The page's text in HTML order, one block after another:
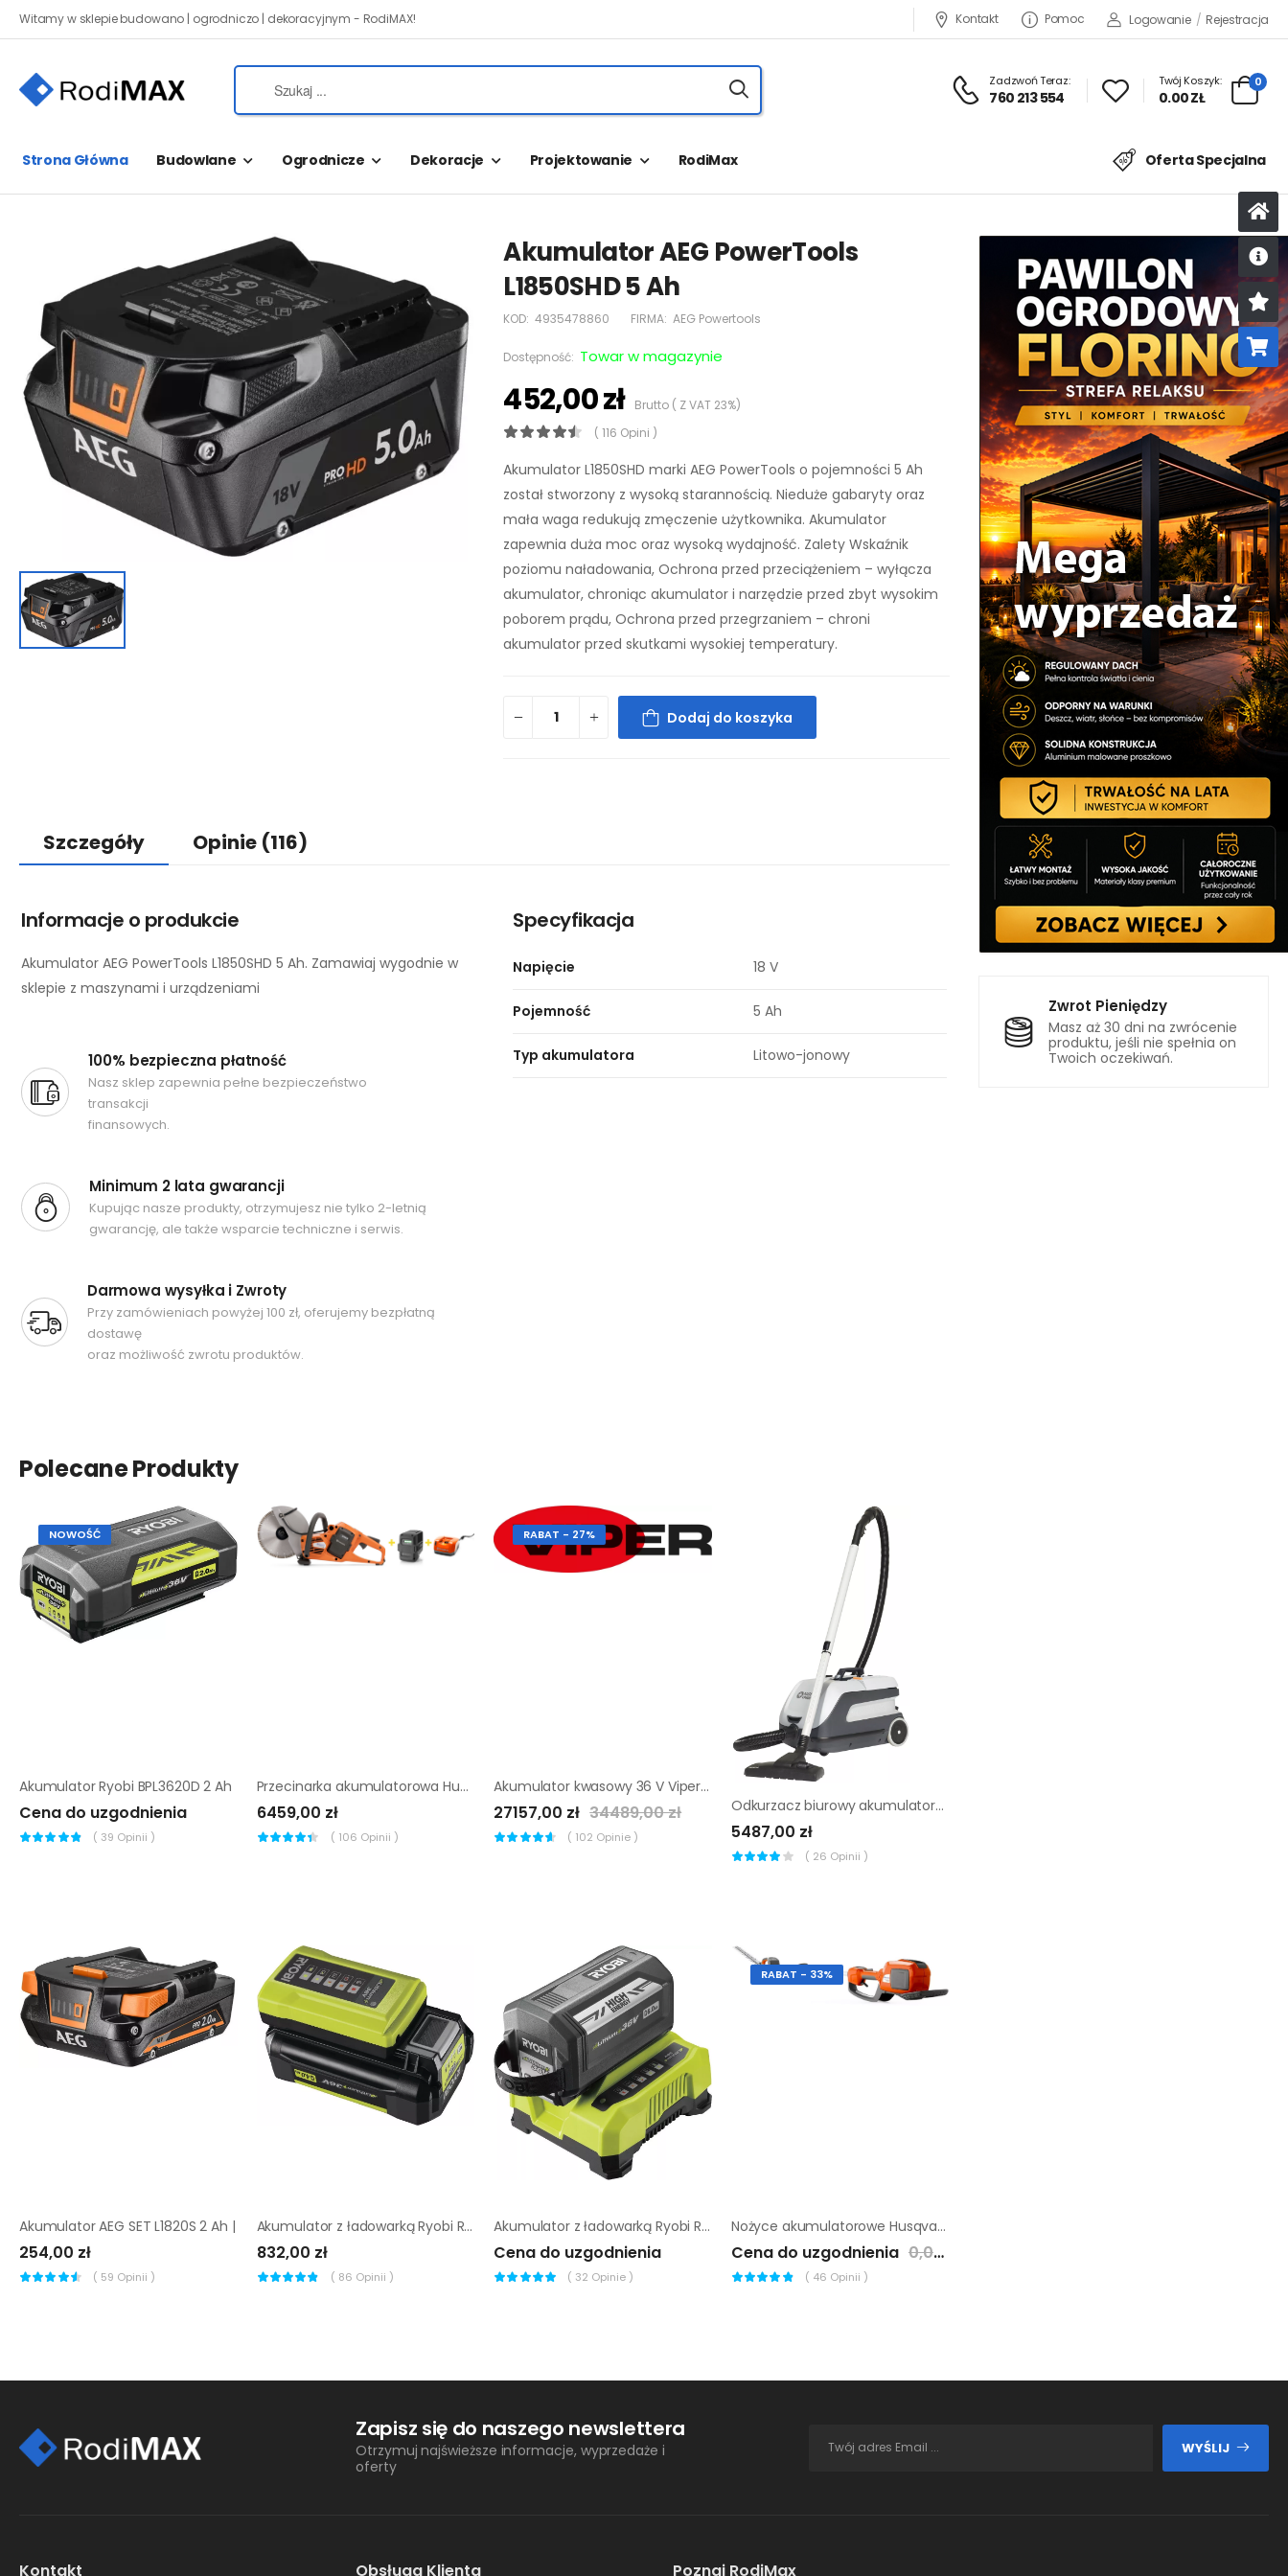
Witamy w sklepie budowano | ogrodniczo | dekoracyjnym - RodiMAX! Kontakt Pomoc Logowanie / Rejestracja
Zadzwoń Teraz:
760 213 554
Twój Koszyk:
0.00 ZŁ
0
Strona Główna Budowlane Ogrodnicze Dekoracje Projektowanie RodiMax Oferta Specjalna
Zwrot Pieniędzy
Masz aż 30 dni na zwrócenie
produktu, jeśli nie spełnia on
Twoich oczekiwań.
Akumulator AEG PowerTools
L1850SHD 5 Ah
KOD: 4935478860 FIRMA: AEG Powertools
Dostępność: Towar w magazynie
452,00 złBrutto ( Z VAT 23%)
( 116 Opini )
Akumulator L1850SHD marki AEG PowerTools o pojemności 5 Ah
został stworzony z wysoką starannością. Nieduże gabaryty oraz
mała waga redukują zmęczenie użytkownika. Akumulator
zapewnia duża moc oraz wysoką wydajność. Zalety Wskaźnik
poziomu naładowania, Ochrona przed przeciążeniem – wyłącza
akumulator, chroniąc akumulator i narzędzie przed zbyt wysokim
poborem prądu, Ochrona przed przegrzaniem – chroni
akumulator przed skutkami wysokiej temperatury.
Dodaj do koszyka
Szczegóły Opinie (116)
Informacje o produkcie
Akumulator AEG PowerTools L1850SHD 5 Ah. Zamawiaj wygodnie w
sklepie z maszynami i urządzeniami
100% bezpieczna płatność
Nasz sklep zapewnia pełne bezpieczeństwo
transakcji
finansowych.
Minimum 2 lata gwarancji
Kupując nasze produkty, otrzymujesz nie tylko 2-letnią
gwarancję, ale także wsparcie techniczne i serwis.
Darmowa wysyłka i Zwroty
Przy zamówieniach powyżej 100 zł, oferujemy bezpłatną
dostawę
oraz możliwość zwrotu produktów.
Specyfikacja
Napięcie 18 V
Pojemność 5 Ah
Typ akumulatora Litowo-jonowy
Polecane Produkty
NOWOŚĆ
Akumulator Ryobi BPL3620D 2 Ah
Cena do uzgodnienia
( 39 Opinii )
Przecinarka akumulatorowa Husqvarna k535i (zestaw2)
6459,00 zł
( 106 Opinii )
RABAT - 27%
Akumulator kwasowy 36 V Viper 320 Ah
27157,00 zł 34489,00 zł
( 102 Opinie )
Odkurzacz biurowy akumulatorowy Nilfisk VP600
5487,00 zł
( 26 Opinii )
Akumulator AEG SET L1820S 2 Ah |
254,00 zł
( 59 Opinii )
Akumulator z ładowarką Ryobi RY36BC17A-140
832,00 zł
( 86 Opinii )
Akumulator z ładowarką Ryobi RY36BC60A-160
Cena do uzgodnienia
( 32 Opinie )
RABAT - 33%
Nożyce akumulatorowe Husqvarna 520iHE3
Cena do uzgodnienia 0,00 zł
( 46 Opinii )
Zapisz się do naszego newslettera
Otrzymuj najświeższe informacje, wyprzedaże i
oferty
WYŚLIJ
Kontakt Obsługa Klienta Poznaj RodiMax